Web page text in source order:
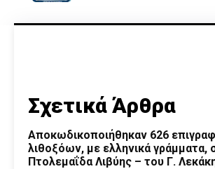
Σχετικά Άρθρα
Αποκωδικοποιήθηκαν 626
λιθοξόων, με ελληνικά γράμματα,
Πτολεμαΐδα Λιβύης – του Γ.